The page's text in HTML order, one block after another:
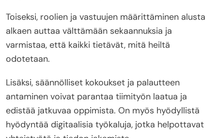
Toiseksi, roolien ja vastuujen määrittäminen alusta
alkaen auttaa välttämään sekaannuksia ja
varmistaa, että kaikki tietävät, mitä heiltä
odotetaan.
Lisäksi, säännölliset kokoukset ja palautteen
antaminen voivat parantaa tiimityön laatua ja
edistää jatkuvaa oppimista. On myös hyödyllistä
hyödyntää digitaalisia työkaluja, jotka helpottavat